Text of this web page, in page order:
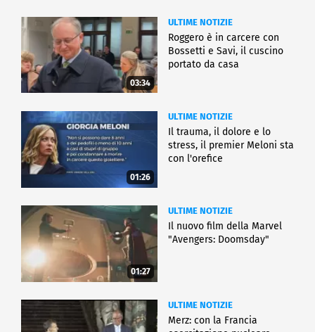
03:34
ULTIME NOTIZIE
Roggero è in carcere con
Bossetti e Savi, il cuscino
portato da casa
01:26
ULTIME NOTIZIE
Il trauma, il dolore e lo
stress, il premier Meloni sta
con l'orefice
01:27
ULTIME NOTIZIE
Il nuovo film della Marvel
"Avengers: Doomsday"
ULTIME NOTIZIE
Merz: con la Francia